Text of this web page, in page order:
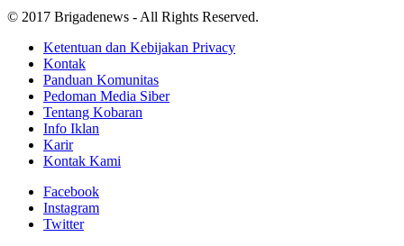
© 2017 Brigadenews - All Rights Reserved.
Ketentuan dan Kebijakan Privacy
Kontak
Panduan Komunitas
Pedoman Media Siber
Tentang Kobaran
Info Iklan
Karir
Kontak Kami
Facebook
Instagram
Twitter